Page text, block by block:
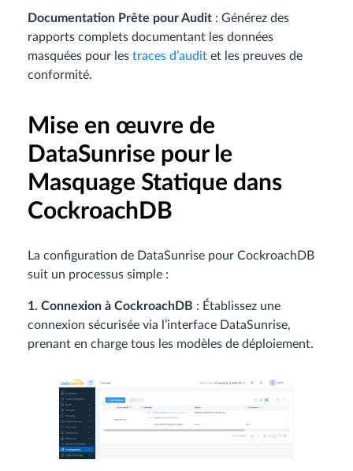
Documentation Prête pour Audit : Générez des
rapports complets documentant les données
masquées pour les traces d’audit et les preuves de
conformité.
Mise en œuvre de
DataSunrise pour le
Masquage Statique dans
CockroachDB
La configuration de DataSunrise pour CockroachDB
suit un processus simple :
1. Connexion à CockroachDB : Établissez une
connexion sécurisée via l’interface DataSunrise,
prenant en charge tous les modèles de déploiement.